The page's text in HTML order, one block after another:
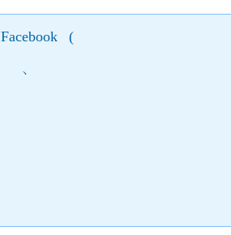
Facebook (
)